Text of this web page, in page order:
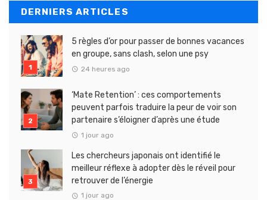
DERNIERS ARTICLES
5 règles d’or pour passer de bonnes vacances
en groupe, sans clash, selon une psy
24 heures ago
‘Mate Retention’ : ces comportements
peuvent parfois traduire la peur de voir son
partenaire s’éloigner d’après une étude
1 jour ago
Les chercheurs japonais ont identifié le
meilleur réflexe à adopter dès le réveil pour
retrouver de l’énergie
1 jour ago